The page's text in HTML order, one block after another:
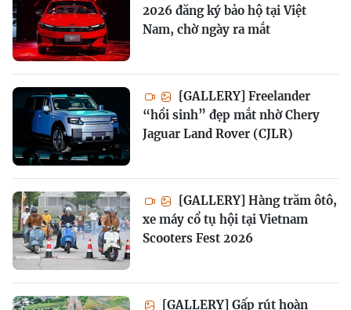
2026 đăng ký bảo hộ tại Việt
Nam, chờ ngày ra mắt
[GALLERY] Freelander
“hồi sinh” đẹp mắt nhờ Chery
Jaguar Land Rover (CJLR)
[GALLERY] Hàng trăm ôtô,
xe máy cổ tụ hội tại Vietnam
Scooters Fest 2026
[GALLERY] Gấp rút hoàn